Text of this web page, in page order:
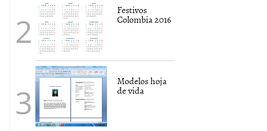
Festivos
Colombia 2016
Modelos hoja
de vida